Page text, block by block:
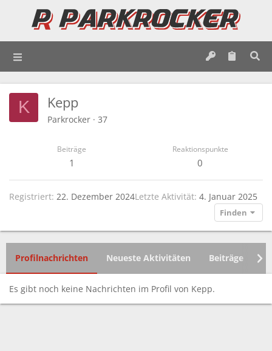
K Kepp
Parkrocker · 37
Beiträge
1
Reaktionspunkte
0
Registriert 22. Dezember 2024Letzte Aktivität 4. Januar 2025
Finden
Profilnachrichten Neueste Aktivitäten Beiträge
Es gibt noch keine Nachrichten im Profil von Kepp.